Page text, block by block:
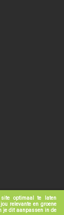
site optimaal te laten
relevante en groene
je dit aanpassen in de